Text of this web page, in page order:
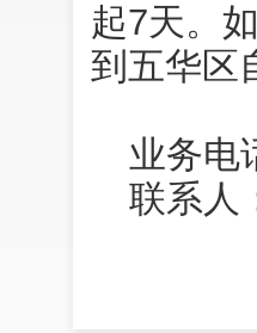
起7天。
到五华区
业务电
联系